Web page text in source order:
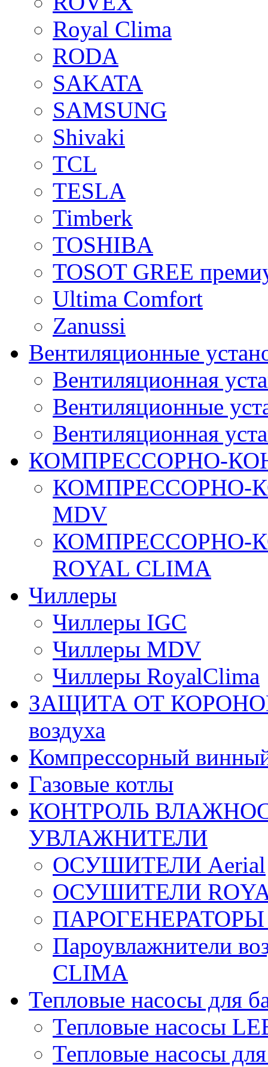
Royal Clima
RODA
SAKATA
SAMSUNG
Shivaki
TCL
TESLA
Timberk
TOSHIBA
TOSOT GREE
Ultima Comfort
Zanussi
Вентиляционные
Вентиляционная
Вентиляционные
Вентиляционная
КОМПРЕССОРНО-
КОМПРЕССОРНО-
MDV
КОМПРЕССОРНО-
ROYAL CLIMA
Чиллеры
Чиллеры IGC
Чиллеры MDV
Чиллеры RoyalClima
ЗАЩИТА ОТ
воздуха
Компрессорный
Газовые котлы
КОНТРОЛЬ
УВЛАЖНИТЕЛИ
ОСУШИТЕЛИ Aerial
ОСУШИТЕЛИ
ПАРОГЕНЕРАТОРЫ
Пароувлажнители
CLIMA
Тепловые насосы для
Тепловые насосы
Тепловые насосы